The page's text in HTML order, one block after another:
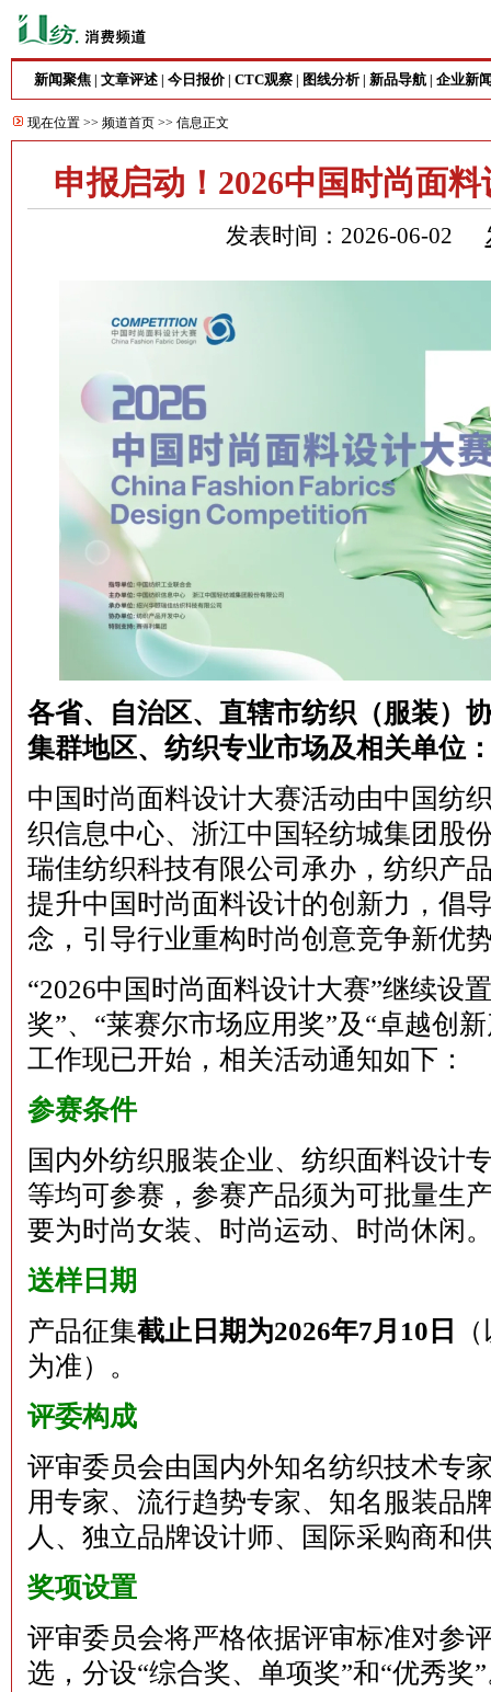
新闻聚焦 文章评述 今日报价 CTC观察 图线分析 新品导航 企业新
现在位置 >> 频道首页 >> 信息正文
申报启动！2026中国时尚面
发表时间：2026-06-02
各省、自治区、直辖市纺织（服装）
集群地区、纺织专业市场及相关单位
中国时尚面料设计大赛活动由中国纺
织信息中心、浙江中国轻纺城集团股
瑞佳纺织科技有限公司承办，纺织产
提升中国时尚面料设计的创新力，倡
念，引导行业重构时尚创意竞争新优
“2026中国时尚面料设计大赛”继续设
奖”、“莱赛尔市场应用奖”及“卓越创
工作现已开始，相关活动通知如下：
参赛条件
国内外纺织服装企业、纺织面料设计
等均可参赛，参赛产品须为可批量生
要为时尚女装、时尚运动、时尚休闲
送样日期
产品征集截止日期为2026年7月10日
为准）。
评委构成
评审委员会由国内外知名纺织技术专
用专家、流行趋势专家、知名服装品
人、独立品牌设计师、国际采购商和
奖项设置
评审委员会将严格依据评审标准对参
选，分设“综合奖、单项奖”和“优秀奖